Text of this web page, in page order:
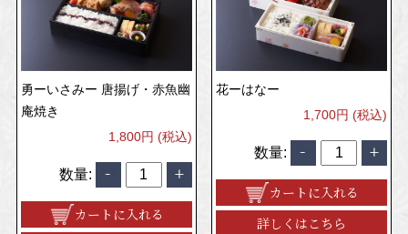
勇ーいさみー 唐揚げ・赤魚幽
庵焼き
1,800円 (税込)
数量:
カートに入れる
花ーはなー
1,700円 (税込)
数量:
カートに入れる
詳しくはこちら